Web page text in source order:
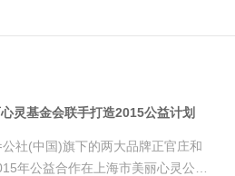
灵基金会联手打造2015公益计划
社(中国)旗下的两大品牌正官庄和
年公益合作在上海市美丽心灵公益